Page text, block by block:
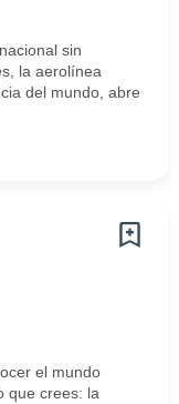
sin
la aerolínea
del mundo, abre
el mundo
que crees: la